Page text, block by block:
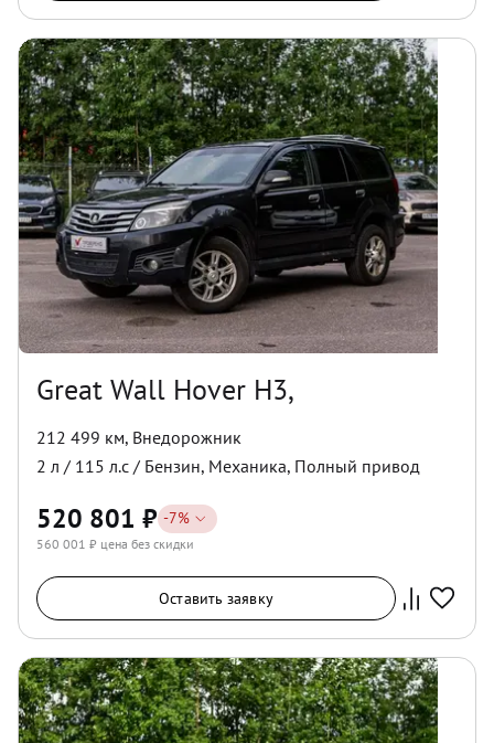
Great Wall Hover H3,
212 499 км, Внедорожник
2 л / 115 л.с / Бензин, Механика, Полный привод
520 801 ₽ -7%
560 001 ₽ цена без скидки
Оставить заявку